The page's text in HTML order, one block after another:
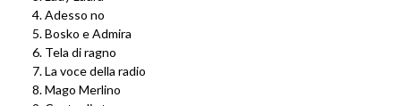
Adesso no
Bosko e Admira
Tela di ragno
La voce della radio
Mago Merlino